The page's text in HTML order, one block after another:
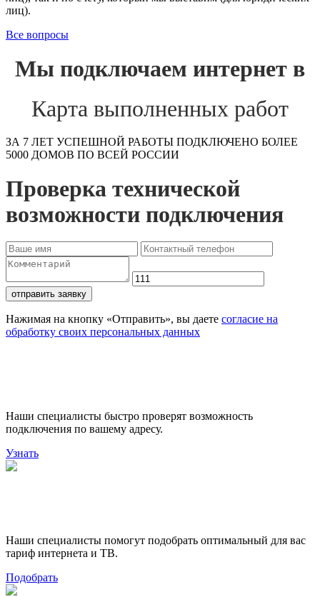
лиц).
Все вопросы
Мы подключаем интернет в
Карта выполненных работ
ЗА 7 ЛЕТ УСПЕШНОЙ РАБОТЫ ПОДКЛЮЧЕНО БОЛЕЕ
5000 ДОМОВ ПО ВСЕЙ РОССИИ
Проверка технической
возможности подключения
отправить заявку
Нажимая на кнопку «Отправить», вы даете согласие на
обработку своих персональных данных
Наши специалисты быстро проверят возможность
подключения по вашему адресу.
Узнать
Наши специалисты помогут подобрать оптимальный для вас
тариф интернета и ТВ.
Подобрать